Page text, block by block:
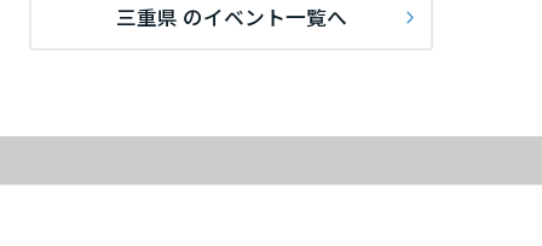
三重県 のイベント一覧へ